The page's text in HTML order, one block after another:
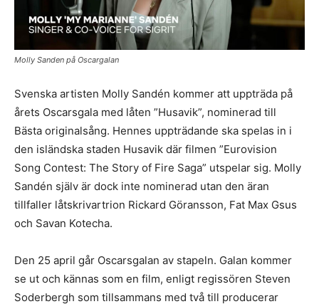
Molly Sanden på Oscargalan
Svenska artisten Molly Sandén kommer att uppträda på
årets Oscarsgala med låten ”Husavik”, nominerad till
Bästa originalsång. Hennes uppträdande ska spelas in i
den isländska staden Husavik där filmen ”Eurovision
Song Contest: The Story of Fire Saga” utspelar sig. Molly
Sandén själv är dock inte nominerad utan den äran
tillfaller låtskrivartrion Rickard Göransson, Fat Max Gsus
och Savan Kotecha.
Den 25 april går Oscarsgalan av stapeln. Galan kommer
se ut och kännas som en film, enligt regissören Steven
Soderbergh som tillsammans med två till producerar